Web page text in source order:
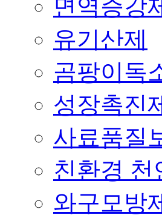
면역증강
유기산제
곰팡이독
성장촉진
사료품질
친환경 천
와구모방